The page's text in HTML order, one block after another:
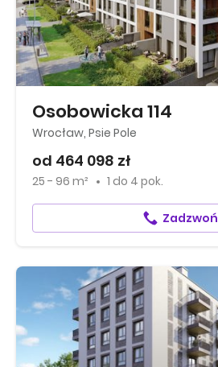
Osobowicka 114
Wrocław, Psie Pole
od 464 098 zł
25 - 96 m² 1 do 4 pok.
Zadzwoń